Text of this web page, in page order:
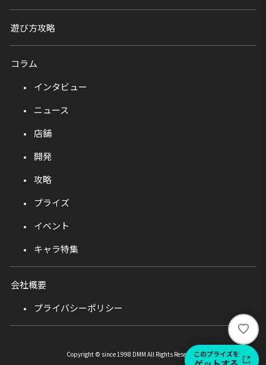
い
い
このプライズを
遊び方攻略
コラム
インタビュー
ニュース
店舗
開発
攻略
プライズ
イベント
キャラ特集
会社概要
プライバシーポリシー
Copyright © since 1998 DMM All Rights Reserved.